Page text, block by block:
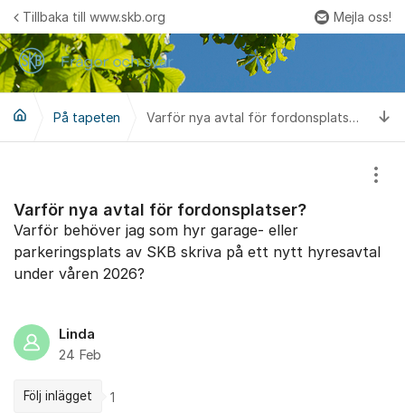
Hoppa till innehåll
Tillbaka till www.skb.org Mejla oss!
På tapeten Varför nya avtal för fordonsplatser?
Varför nya avtal för fordonsplatser?
Varför behöver jag som hyr garage- eller
parkeringsplats av SKB skriva på ett nytt hyresavtal
under våren 2026?
Linda
24 Feb
Följ inlägget 1